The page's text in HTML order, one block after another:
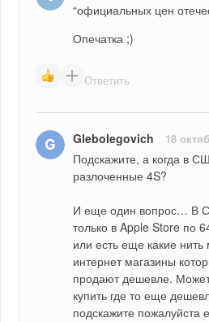
“официальных цен
Опечатка ;)
Ответить
Glebolegovich 18
Подскажите, а когда в
разлоченные 4S?
И еще один вопрос… В
только в Apple Store по
или есть еще какие нить
интернет магазины
продают дешевле.
купить где то еще
подскажите пожалуйста